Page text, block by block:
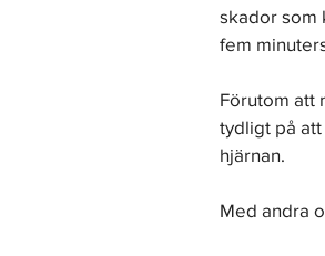
skador som
fem
Förutom att
tydligt på
hjärnan.
Med andra